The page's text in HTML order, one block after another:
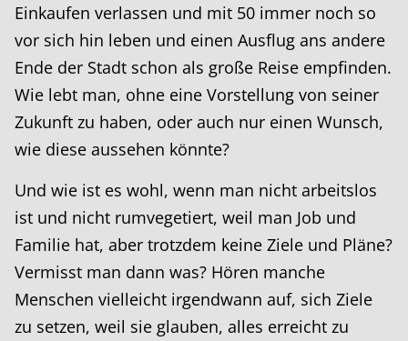
Einkaufen verlassen und mit 50 immer noch so
vor sich hin leben und einen Ausflug ans andere
Ende der Stadt schon als große Reise empfinden.
Wie lebt man, ohne eine Vorstellung von seiner
Zukunft zu haben, oder auch nur einen Wunsch,
wie diese aussehen könnte?
Und wie ist es wohl, wenn man nicht arbeitslos
ist und nicht rumvegetiert, weil man Job und
Familie hat, aber trotzdem keine Ziele und Pläne?
Vermisst man dann was? Hören manche
Menschen vielleicht irgendwann auf, sich Ziele
zu setzen, weil sie glauben, alles erreicht zu